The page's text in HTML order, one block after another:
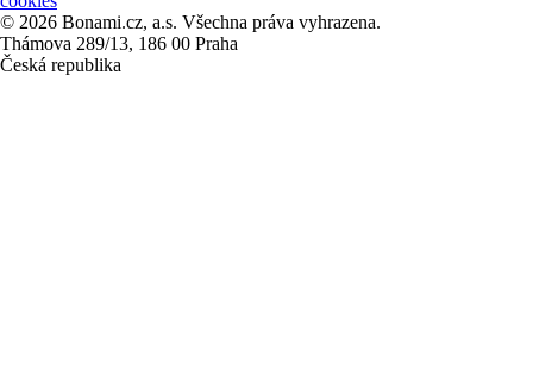
© 2026 Bonami.cz, a.s. Všechna práva vyhrazena.
Thámova 289/13, 186 00 Praha
Česká republika